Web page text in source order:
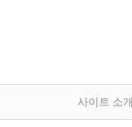
사이트 소개